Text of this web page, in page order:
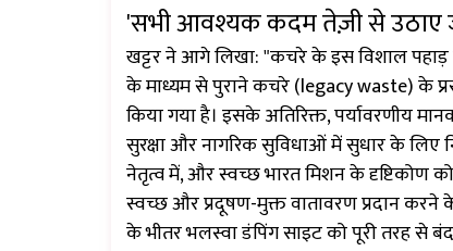
'सभी आवश्यक कदम तेज़ी से उठाए
खट्टर ने आगे लिखा: "कचरे के इस विशाल
के माध्यम से पुराने कचरे (legacy waste) के
किया गया है। इसके अतिरिक्त, पर्यावरणीय
सुरक्षा और नागरिक सुविधाओं में सुधार के लिए
नेतृत्व में, और स्वच्छ भारत मिशन के दृष्टिकोण
स्वच्छ और प्रदूषण-मुक्त वातावरण प्रदान करने के
के भीतर भलस्वा डंपिंग साइट को पूरी तरह